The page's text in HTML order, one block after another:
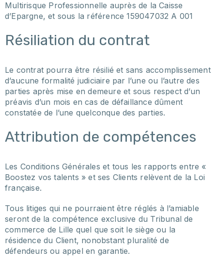
Multirisque Professionnelle auprès de la Caisse
d’Epargne, et sous la référence 159047032 A 001
Résiliation du contrat
Le contrat pourra être résilié et sans accomplissement
d’aucune formalité judiciaire par l’une ou l’autre des
parties après mise en demeure et sous respect d’un
préavis d’un mois en cas de défaillance dûment
constatée de l’une quelconque des parties.
Attribution de compétences
Les Conditions Générales et tous les rapports entre «
Boostez vos talents » et ses Clients relèvent de la Loi
française.
Tous litiges qui ne pourraient être réglés à l’amiable
seront de la compétence exclusive du Tribunal de
commerce de Lille quel que soit le siège ou la
résidence du Client, nonobstant pluralité de
défendeurs ou appel en garantie.